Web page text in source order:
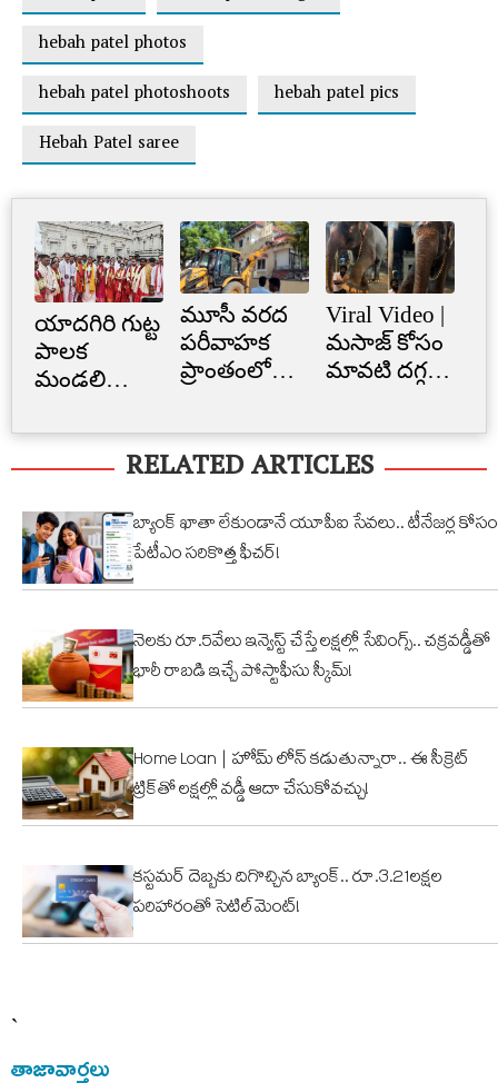
hebah patel photos
hebah patel photoshoots
hebah patel pics
Hebah Patel saree
యాదగిరి గుట్ట
పాలక
మండలి
స్వీకారం
మూసీ వరద
పరీవాహక
ప్రాంతంలో
నిర్మాణం..
నార్సింగిలో
స్కూల్‌
భవనం
కూల్చివేత
Viral Video |
మసాజ్ కోసం
మావటి దగ్గర
ఏనుగు..
క్యూట్
వీడియో
వైరల్!
RELATED ARTICLES
బ్యాంక్ ఖాతా లేకుండానే యూపీఐ సేవలు.. టీనేజర్ల కోసం
పేటీఎం సరికొత్త ఫీచర్!
నెలకు రూ.5వేలు ఇన్వెస్ట్ చేస్తే లక్షల్లో సేవింగ్స్.. చక్రవడ్డీతో
భారీ రాబడి ఇచ్చే పోస్టాఫీసు స్కీమ్!
Home Loan | హోమ్ లోన్ కడుతున్నారా.. ఈ సీక్రెట్
ట్రిక్‌తో లక్షల్లో వడ్డీ ఆదా చేసుకోవచ్చు!
కస్టమర్ దెబ్బకు దిగొచ్చిన బ్యాంక్.. రూ.3.21లక్షల
పరిహారంతో సెటిల్‌మెంట్!
`
తాజావార్తలు